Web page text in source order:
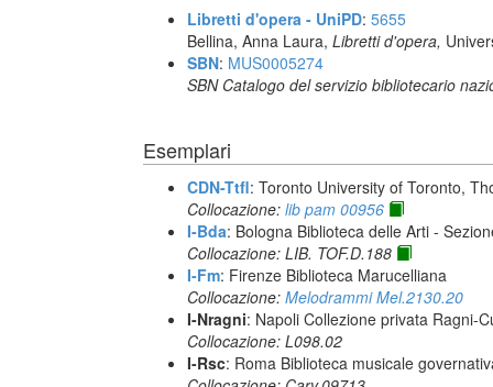
Libretti d'opera - UniPD: 5655
Bellina, Anna Laura, Libretti d'opera,
SBN: MUS0005274
SBN Catalogo del servizio bibliotecario
Esemplari
CDN-Ttfl: Toronto University of Toronto,
Collocazione: lib pam 00956
I-Bda: Bologna Biblioteca delle Arti -
Collocazione: LIB. TOF.D.188
I-Fm: Firenze Biblioteca Marucelliana
Collocazione: Melodrammi Mel.2130.20
I-Nragni: Napoli Collezione privata Ragni-
Collocazione: L098.02
I-Rsc: Roma Biblioteca musicale